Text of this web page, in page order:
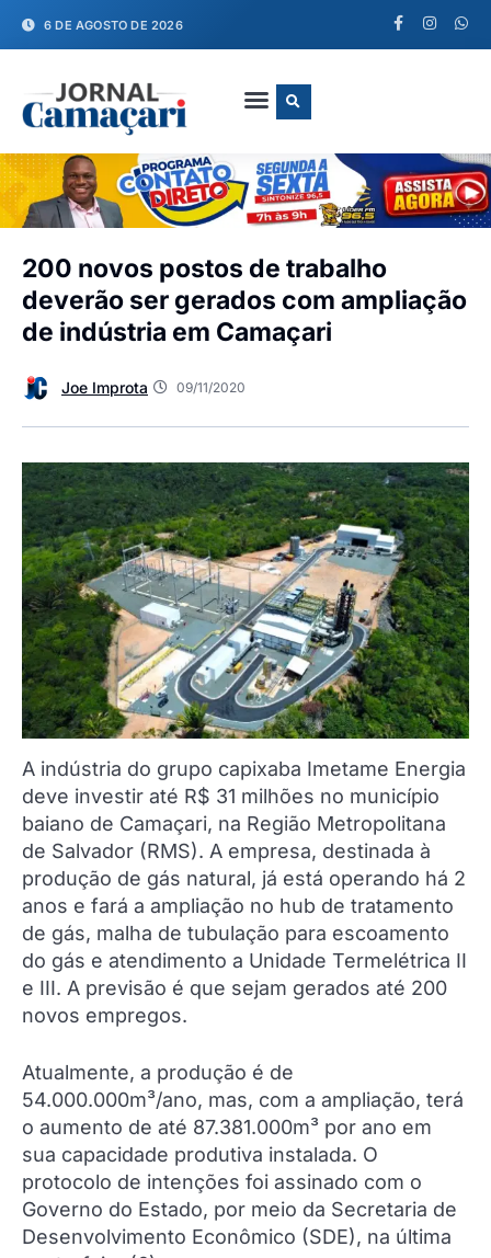
6 DE AGOSTO DE 2026
200 novos postos de trabalho
deverão ser gerados com ampliação
de indústria em Camaçari
Joe Improta 09/11/2020
A indústria do grupo capixaba Imetame Energia
deve investir até R$ 31 milhões no município
baiano de Camaçari, na Região Metropolitana
de Salvador (RMS). A empresa, destinada à
produção de gás natural, já está operando há 2
anos e fará a ampliação no hub de tratamento
de gás, malha de tubulação para escoamento
do gás e atendimento a Unidade Termelétrica II
e III. A previsão é que sejam gerados até 200
novos empregos.
Atualmente, a produção é de
54.000.000m³/ano, mas, com a ampliação, terá
o aumento de até 87.381.000m³ por ano em
sua capacidade produtiva instalada. O
protocolo de intenções foi assinado com o
Governo do Estado, por meio da Secretaria de
Desenvolvimento Econômico (SDE), na última